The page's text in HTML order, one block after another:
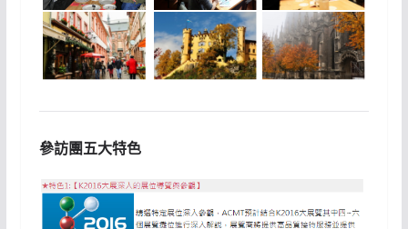
參訪團五大特色